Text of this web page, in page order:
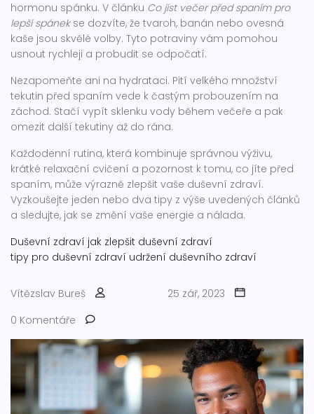
hormonu spánku. V článku Co jíst večer před spaním pro
lepší spánekse dozvíte, že tvaroh, banán nebo ovesná
kaše jsou skvělé volby. Tyto potraviny vám pomohou
usnout rychleji a probudit se odpočatí.
Nezapomeňte ani na hydrataci. Pití velkého množství
tekutin před spaním vede k častým probouzením na
záchod. Stačí vypít sklenku vody během večeře a pak
omezit další tekutiny až do rána.
Každodenní rutina, která kombinuje správnou výživu,
krátké relaxační cvičení a pozornost k tomu, co jíte před
spaním, může výrazně zlepšit vaše duševní zdraví.
Vyzkoušejte jeden nebo dva tipy z výše uvedených článků
a sledujte, jak se změní vaše energie a nálada.
Duševní zdraví jak zlepšit duševní zdraví
tipy pro duševní zdraví udržení duševního zdraví
Vítězslav Bureš
25 zář, 2023
0 Komentáře